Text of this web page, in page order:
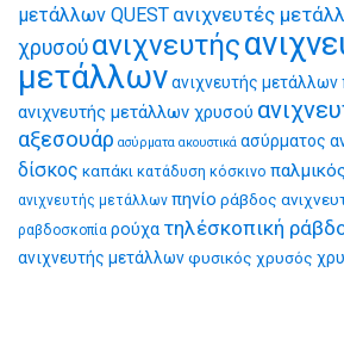
μετάλλων QUEST ανιχνευτές
χρυσού ανιχνευτής
μετάλλωνανιχνευτής
ανιχνευτής μετάλλων χρυσού
αξεσουάρ ασύρματα ακουστικά ασύρματος
δίσκος καπάκι κατάδυση κόσκινο
ανιχνευτής μετάλλων πηνίο ράβδος
ραβδοσκοπία ρούχα τηλέσκοπική
ανιχνευτής μετάλλωνφυσικός χρυσός